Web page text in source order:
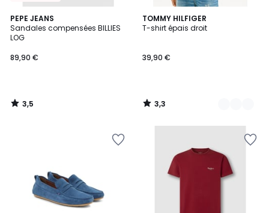
PEPE JEANS
Sandales compensées BILLIES
LOG
89,90 €
3,5
/ 5
3,5
/
TOMMY HILFIGER
T-shirt épais droit
39,90 €
3,3
/ 5
4
Couleurs
3,3
/